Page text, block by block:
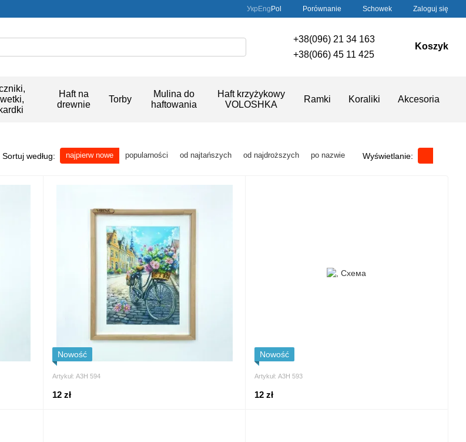
Укр Eng Pol Porównanie Schowek Zaloguj się
+38(096) 21 34 163
+38(066) 45 11 425
Koszyk
Haft na
drewnie
Torby
Mulina do
haftowania
Haft krzyżykowy
VOLOSHKA
Ramki Koraliki Akcesoria
Sortuj według: najpierw nowe popularności od najtańszych od najdroższych po nazwie Wyświetlanie:
Nowość
Artykuł: А3Н 594
12 zł
Nowość
Artykuł: А3Н 593
12 zł